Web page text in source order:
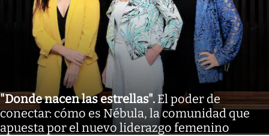
"Donde nacen las estrellas". El poder de
conectar: cómo es Nébula, la comunidad que
apuesta por el nuevo liderazgo femenino